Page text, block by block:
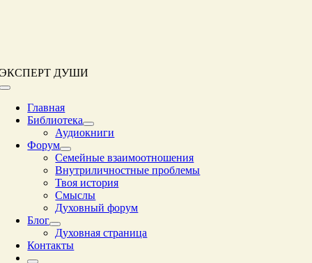
ЭКСПЕРТ ДУШИ
Переключение
навигацииГлавная
Библиотека
Аудиокниги
Форум
Семейные взаимоотношения
Внутриличностные проблемы
Твоя история
Смыслы
Духовный форум
Блог
Духовная страница
Контакты